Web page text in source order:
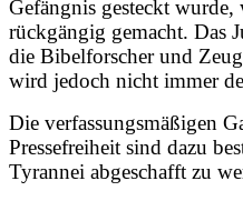
Gefängnis gesteckt wurde,
rückgängig gemacht. Das
die Bibelforscher und
wird jedoch nicht immer
Die verfassungsmäßigen
Pressefreiheit sind dazu
Tyrannei abgeschafft zu